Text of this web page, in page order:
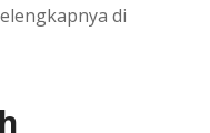
di